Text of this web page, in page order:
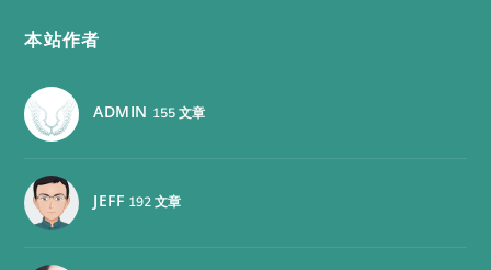
本站作者
ADMIN 155 文章
JEFF 192 文章